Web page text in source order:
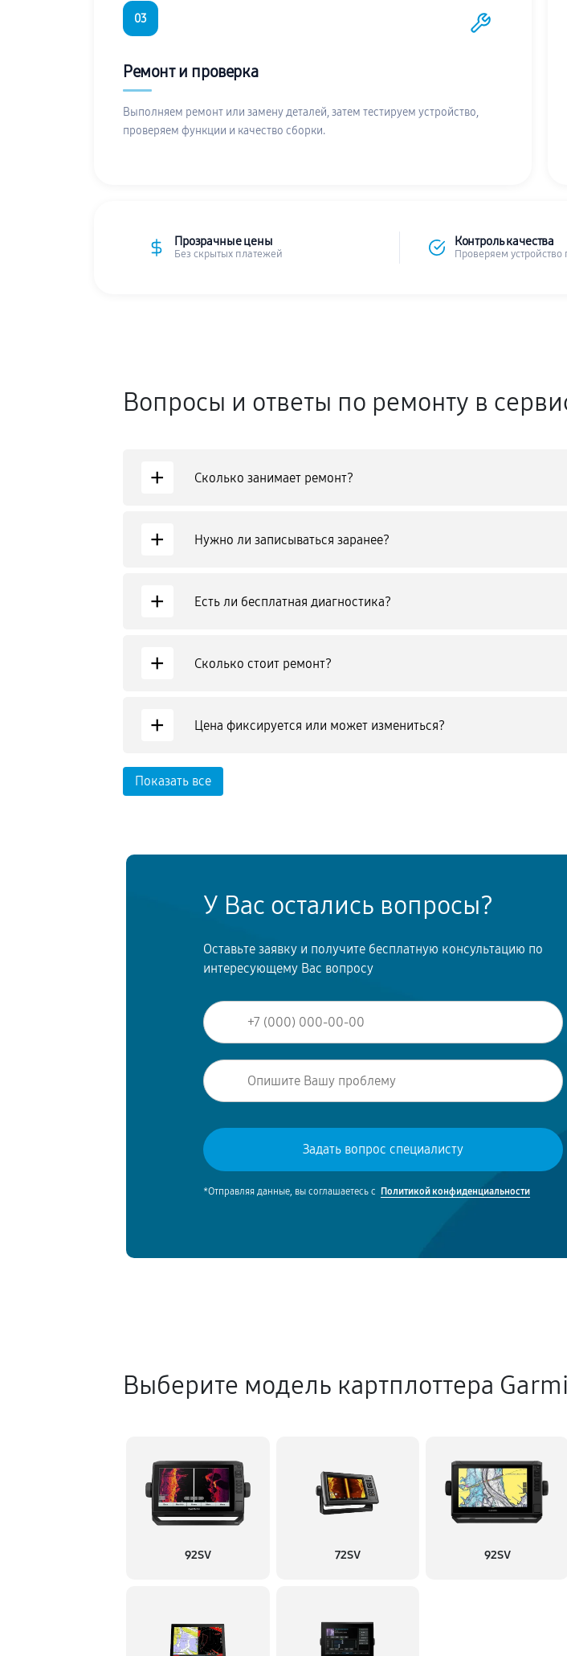
03
Ремонт и проверка
Выполняем ремонт или замену деталей, затем тестируем устройство,
проверяем функции и качество сборки.
Прозрачные цены
Без скрытых платежей
Контроль качества
Проверяем
Вопросы и ответы по ремонту в
+ Сколько занимает ремонт?
+ Нужно ли записываться заранее?
+ Есть ли бесплатная диагностика?
+ Сколько стоит ремонт?
+ Цена фиксируется или может измениться?
Показать все
У Вас остались вопросы?
Оставьте заявку и получите бесплатную консультацию по
интересующему Вас вопросу
*Отправляя данные, вы соглашаетесь с Политикой конфиденциальности
Выберите модель картплоттера
92SV 72SV 92SV